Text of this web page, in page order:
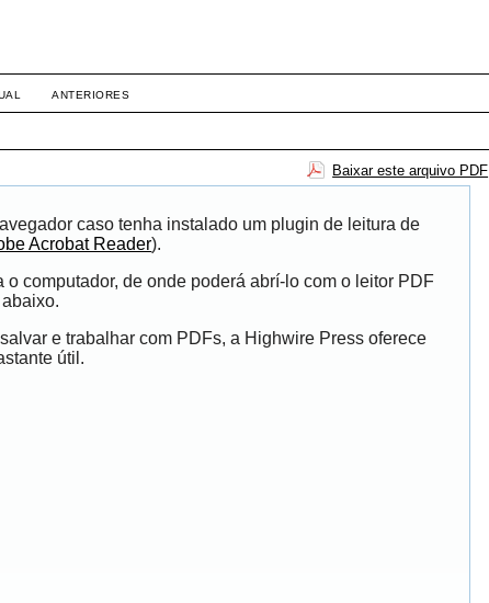
ANTERIORES
Baixar este arquivo PDF
caso tenha instalado um plugin de leitura de
Acrobat Reader).
computador, de onde poderá abrí-lo com o leitor PDF
e trabalhar com PDFs, a Highwire Press oferece
útil.